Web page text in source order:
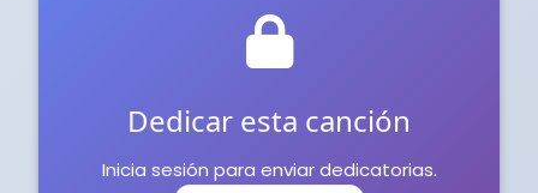
Dedicar esta canción
Inicia sesión para enviar dedicatorias.